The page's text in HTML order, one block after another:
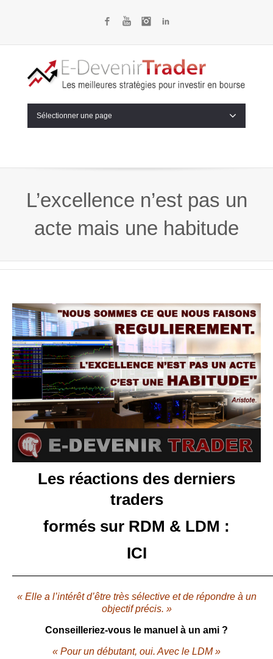
FacebookYouTubeInstagram
Sélectionner une page
L’excellence n’est pas un
acte mais une habitude
Les réactions des derniers
traders
formés sur RDM & LDM :
ICI
« Elle a l’intérêt d’être très sélective et de répondre à un
objectif précis. »
Conseilleriez-vous le manuel à un ami ?
« Pour un débutant, oui. Avec le LDM »